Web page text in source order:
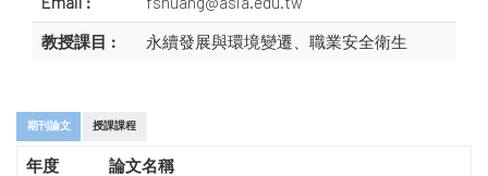
教授課目 :
永續發展與環境變遷、職業安全衛生
期刊論文 授課課程
年度 論文名稱